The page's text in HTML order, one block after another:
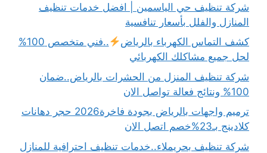
شركة تنظيف حي الياسمين | افضل خدمات تنظيف
المنازل والفلل بأسعار تنافسية
كشف التماس الكهرباء بالرياض
..فني متخصص 100%
لحل جميع مشاكلك الكهربائي
شركة تنظيف المنزل من الحشرات بالرياض..ضمان
100% ونتائج فعالة تواصل الان
ترميم واجهات بالرياض بجودة فاخرة2026 حجر دهانات
كلادينج بـ23%خصم اتصل الان
شركة تنظيف بحريملاء..خدمات تنظيف احترافية للمنازل